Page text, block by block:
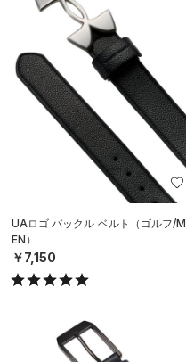
UAロゴ バックル ベルト（ゴルフ/M
EN）
￥7,150